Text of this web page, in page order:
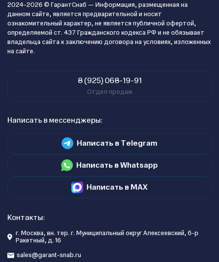
2024-2026 © ГарантСнаб — Информация, размещенная на
данном сайте, является предварительной и носит
ознакомительный характер, не является публичной офертой,
определяемой ст. 437 Гражданского кодекса РФ и не обязывает
владельца сайта к заключению договора на условиях, изложенных
на сайте.
8 (925) 068-19-91
Отдел продаж
Написать в мессенджеры:
Написать в Telegram
Написать в Whatsapp
Написать в MAX
Контакты:
г. Москва, вн. тер. г. Муниципальный округ Алексеевский, б-р
Ракетный, д. 16
sales@garant-snab.ru